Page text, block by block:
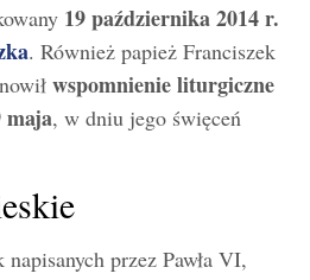
19 października 2014 r.
. Również papież Franciszek
wspomnienie liturgiczne
maja, w dniu jego święceń
przez Pawła VI,